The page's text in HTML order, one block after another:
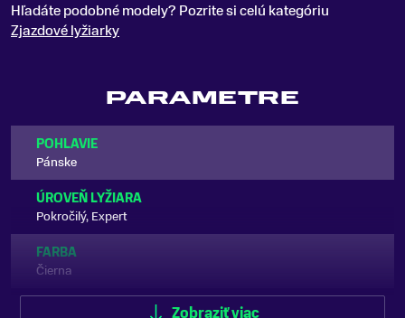
Hľadáte podobné modely? Pozrite si celú kategóriu
Zjazdové lyžiarky
PARAMETRE
POHLAVIE
Pánske
ÚROVEŇ LYŽIARA
Pokročilý, Expert
FARBA
Čierna
Zobraziť viac